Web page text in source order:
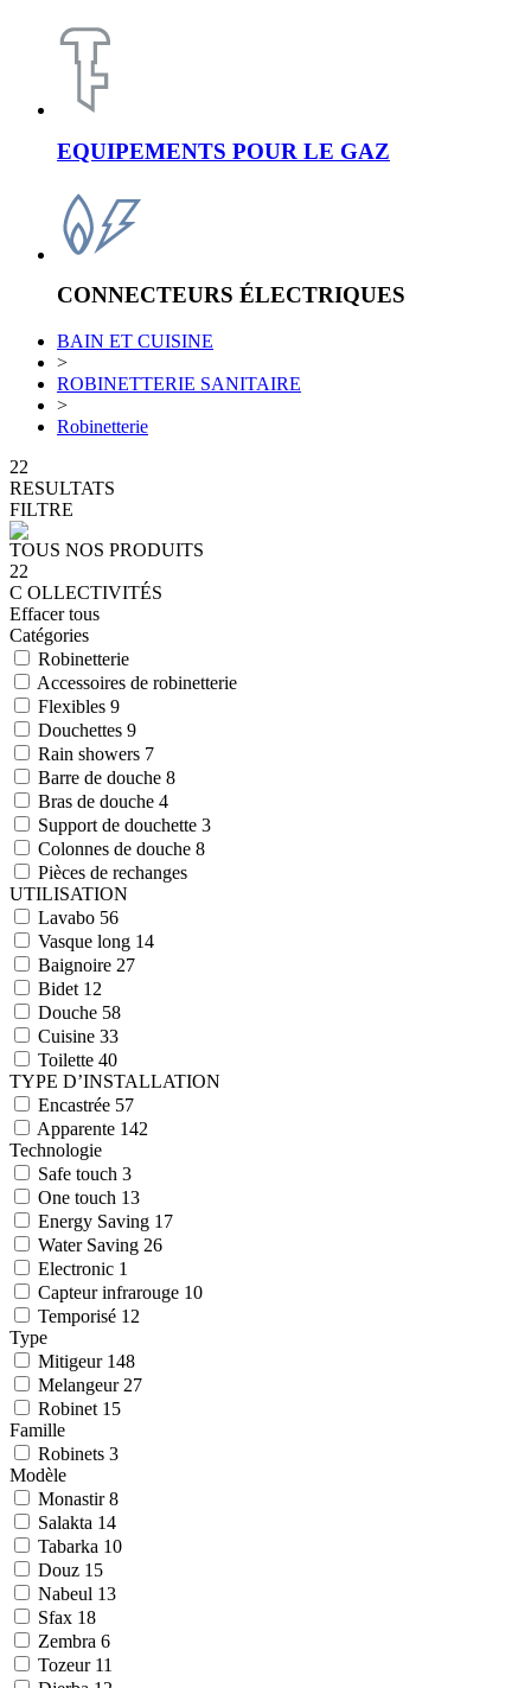
EQUIPEMENTS POUR LE GAZ
CONNECTEURS ÉLECTRIQUES
BAIN ET CUISINE
>
ROBINETTERIE SANITAIRE
>
Robinetterie
22
RESULTATS
FILTRE
TOUS NOS PRODUITS
22
C OLLECTIVITÉS
Effacer tous
Catégories
Robinetterie
Accessoires de robinetterie
Flexibles 9
Douchettes 9
Rain showers 7
Barre de douche 8
Bras de douche 4
Support de douchette 3
Colonnes de douche 8
Pièces de rechanges
UTILISATION
Lavabo 56
Vasque long 14
Baignoire 27
Bidet 12
Douche 58
Cuisine 33
Toilette 40
TYPE D’INSTALLATION
Encastrée 57
Apparente 142
Technologie
Safe touch 3
One touch 13
Energy Saving 17
Water Saving 26
Electronic 1
Capteur infrarouge 10
Temporisé 12
Type
Mitigeur 148
Melangeur 27
Robinet 15
Famille
Robinets 3
Modèle
Monastir8
Salakta 14
Tabarka 10
Douz 15
Nabeul 13
Sfax 18
Zembra 6
Tozeur 11